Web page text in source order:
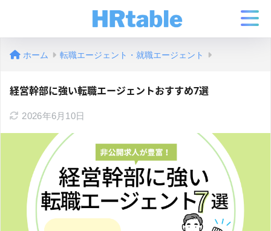
ホーム 転職エージェント・就職エージェント
経営幹部に強い転職エージェントおすすめ7選
2026年6月10日